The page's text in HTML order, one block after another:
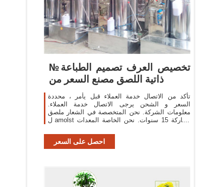
№تخصيص العرف تصميم الطباعة
ذاتية اللصق مصنع السعر من
تأكد من الاتصال خدمة العملاء قبل يأمر ، محددة
السعر و الشحن يرجى الاتصال خدمة العملاء.
معلومات الشركة. نحن المتخصصة في الشعار ملصق
ل amolst الماركة 15 سنوات. نحن الخاصة المعدات
احصل على السعر